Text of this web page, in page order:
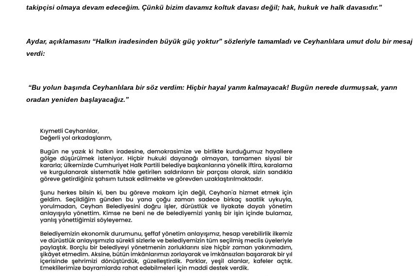
takipçisi olmaya devam edeceğim. Çünkü bizim davamız koltuk davası değil; hak, hukuk ve halk davasıdır.”
Aydar, açıklamasını “Halkın iradesinden büyük güç yoktur” sözleriyle tamamladı ve Ceyhanlılara umut dolu bir mesaj
verdi:
“Bu yolun başında Ceyhanlılara bir söz verdim: Hiçbir hayal yarım kalmayacak! Bugün nerede durmuşsak, yarın
oradan yeniden başlayacağız.”